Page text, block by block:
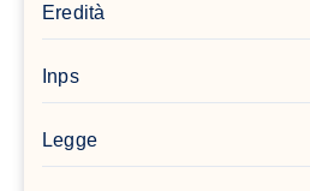
Eredità
Inps
Legge